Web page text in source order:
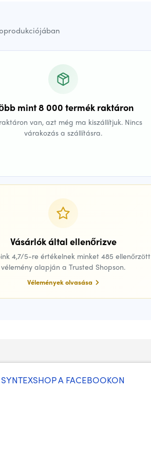
mint 8 000 termék raktáron
van, azt még ma kiszállítjuk. Nincs
várakozás a szállításra.
Vásárlók által ellenőrizve
4,7/5-re értékelnek minket 485 ellenőrzött
vélemény alapján a Trusted Shopson.
Vélemények olvasása
SYNTEXSHOP A FACEBOOKON